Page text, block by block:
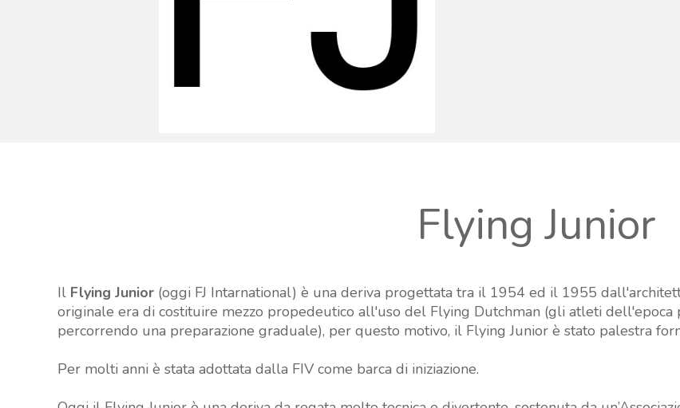
Flying Junior
Il Flying Junior (oggi FJ Intarnational) è una deriva progettata tra il 1954 ed il 1955
originale era di costituire mezzo propedeutico all'uso del Flying Dutchman (gli atleti dell'epoca
percorrendo una preparazione graduale), per questo motivo, il Flying Junior è stato palestra
Per molti anni è stata adottata dalla FIV come barca di iniziazione.